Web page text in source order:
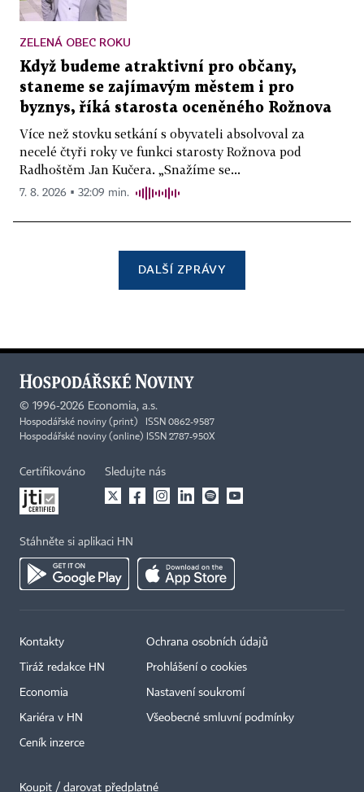
ZELENÁ OBEC ROKU
Když budeme atraktivní pro občany,
staneme se zajímavým městem i pro
byznys, říká starosta oceněného Rožnova
Více než stovku setkání s obyvateli absolvoval za
necelé čtyři roky ve funkci starosty Rožnova pod
Radhoštěm Jan Kučera. „Snažíme se...
7. 8. 2026 ▪ 32:09 min.
DALŠÍ ZPRÁVY
© 1996-2026 Economia, a.s.
Hospodářské noviny (print) ISSN 0862-9587
Hospodářské noviny (online) ISSN 2787-950X
Certifikováno Sledujte nás
Stáhněte si aplikaci HN
Kontakty
Tiráž redakce HN
Economia
Kariéra v HN
Ceník inzerce
Ochrana osobních údajů
Prohlášení o cookies
Nastavení soukromí
Všeobecné smluvní podmínky
Koupit / darovat předplatné